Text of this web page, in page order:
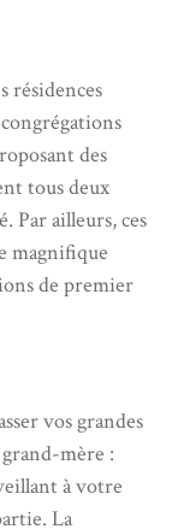
résidences
des
tous deux
Par ailleurs, ces
magnifique
de premier
vos grandes
mère :
à votre
La